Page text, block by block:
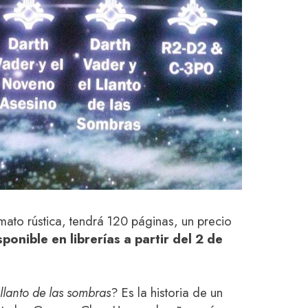
rústica, tendrá 120 páginas, un precio
en librerías a partir del 2 de
de las sombras? Es la historia de un